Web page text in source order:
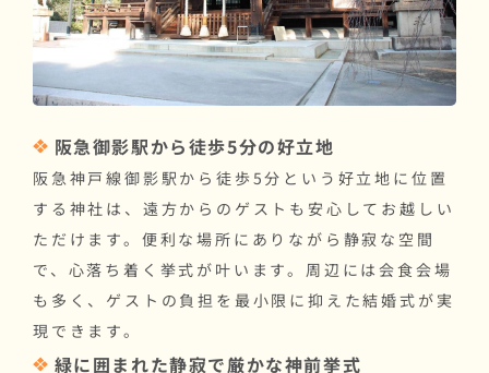
阪急御影駅から徒歩5分の好立地
阪急神戸線御影駅から徒歩5分という好立地に位置
する神社は、遠方からのゲストも安心してお越しい
ただけます。便利な場所にありながら静寂な空間
で、心落ち着く挙式が叶います。周辺には会食会場
も多く、ゲストの負担を最小限に抑えた結婚式が実
現できます。
緑に囲まれた静寂で厳かな神前挙式